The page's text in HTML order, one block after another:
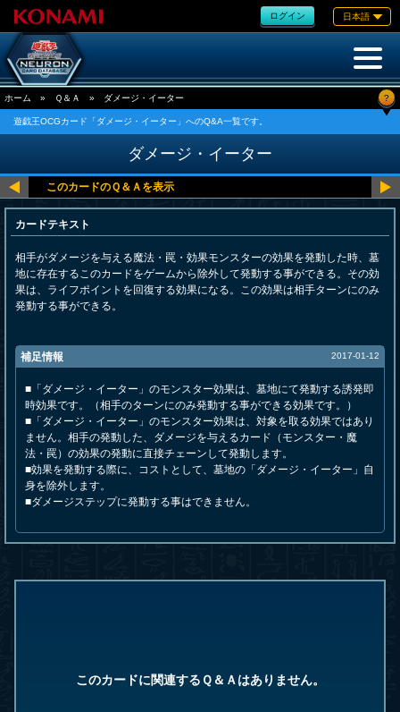
ログイン 日本語
ホーム » Ｑ＆Ａ » ダメージ・イーター ?
遊戯王OCGカード「ダメージ・イーター」へのQ&A一覧です。
ダメージ・イーター
カードテキスト
相手がダメージを与える魔法・罠・効果モンスターの効果を発動した時、墓
地に存在するこのカードをゲームから除外して発動する事ができる。その効
果は、ライフポイントを回復する効果になる。この効果は相手ターンにのみ
発動する事ができる。
補足情報 2017-01-12
■「ダメージ・イーター」のモンスター効果は、墓地にて発動する誘発即
時効果です。（相手のターンにのみ発動する事ができる効果です。）
■「ダメージ・イーター」のモンスター効果は、対象を取る効果ではあり
ません。相手の発動した、ダメージを与えるカード（モンスター・魔
法・罠）の効果の発動に直接チェーンして発動します。
■効果を発動する際に、コストとして、墓地の「ダメージ・イーター」自
身を除外します。
■ダメージステップに発動する事はできません。
このカードに関連するＱ＆Ａはありません。